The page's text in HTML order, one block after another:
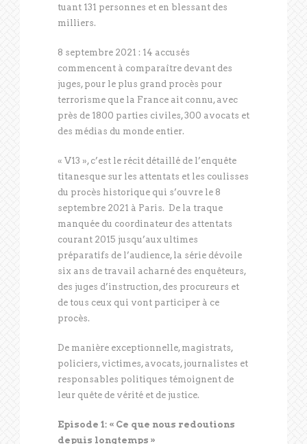
tuant 131 personnes et en blessant des
milliers.
8 septembre 2021 : 14 accusés
commencent à comparaître devant des
juges, pour le plus grand procès pour
terrorisme que la France ait connu, avec
près de 1800 parties civiles, 300 avocats et
des médias du monde entier.
« V13 », c’est le récit détaillé de l’enquête
titanesque sur les attentats et les coulisses
du procès historique qui s’ouvre le 8
septembre 2021 à Paris. De la traque
manquée du coordinateur des attentats
courant 2015 jusqu’aux ultimes
préparatifs de l’audience, la série dévoile
six ans de travail acharné des enquêteurs,
des juges d’instruction, des procureurs et
de tous ceux qui vont participer à ce
procès.
De manière exceptionnelle, magistrats,
policiers, victimes, avocats, journalistes et
responsables politiques témoignent de
leur quête de vérité et de justice.
Episode 1: « Ce que nous redoutions
depuis longtemps »